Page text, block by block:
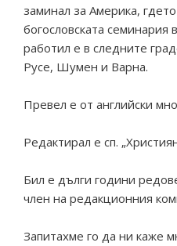
заминал за Америка,
богословската
работил е в следните
Русе, Шумен и Варна.
Превел е от английски
Редактирал е сп.
Бил е дълги години
член на редакционния
Запитахме го да ни каже